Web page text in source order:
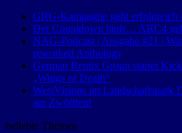
GRG-Kampagne geht erfolgreich
Der Countdown läuft… ARC4
NAG-Podcast | Ausgabe #21 |
reworked Anthology
German Remix Group startet
„Wings of Death“
WestVisions im Landschaftspark
am Zwölften!
beliebte Themen